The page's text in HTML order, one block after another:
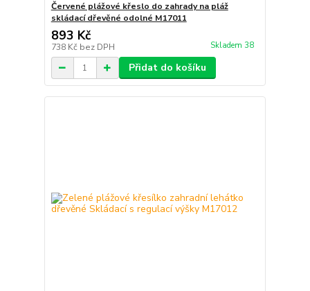
Červené plážové křeslo do zahrady na pláž
skládací dřevěné odolné M17011
893 Kč
738 Kč bez DPH Skladem 38
Přidat do košíku